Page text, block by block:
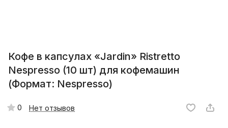
Кофе в капсулах «Jardin» Ristretto
Nespresso (10 шт) для кофемашин
(Формат: Nespresso)
0 Нет отзывов